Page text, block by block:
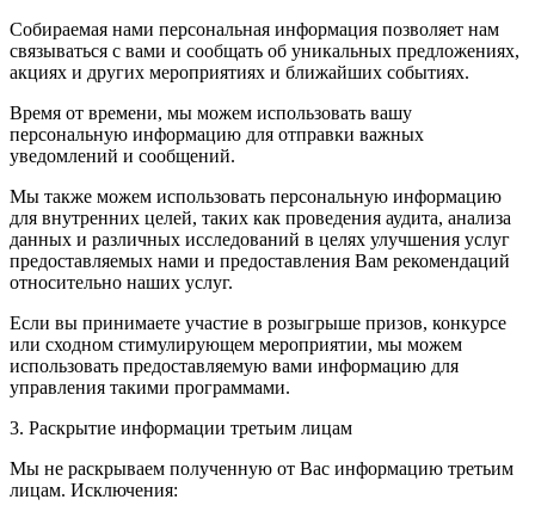
Собираемая нами персональная информация позволяет нам
связываться с вами и сообщать об уникальных предложениях,
акциях и других мероприятиях и ближайших событиях.
Время от времени, мы можем использовать вашу
персональную информацию для отправки важных
уведомлений и сообщений.
Мы также можем использовать персональную информацию
для внутренних целей, таких как проведения аудита, анализа
данных и различных исследований в целях улучшения услуг
предоставляемых нами и предоставления Вам рекомендаций
относительно наших услуг.
Если вы принимаете участие в розыгрыше призов, конкурсе
или сходном стимулирующем мероприятии, мы можем
использовать предоставляемую вами информацию для
управления такими программами.
3. Раскрытие информации третьим лицам
Мы не раскрываем полученную от Вас информацию третьим
лицам. Исключения: